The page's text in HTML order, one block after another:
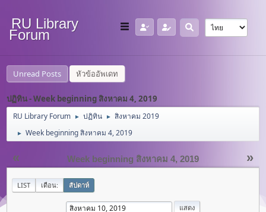
RU Library
Forum
Unread Posts หัวข้ออัพเดท
ปฏิทิน - Week beginning สิงหาคม 4, 2019
RU Library Forum ► ปฏิทิน ► สิงหาคม 2019
► Week beginning สิงหาคม 4, 2019
« »
Week beginning สิงหาคม 4, 2019
LIST เดือน: สัปดาห์